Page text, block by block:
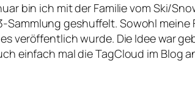
bin ich mit der Familie vom Ski/
Sammlung geshuffelt. Sowohl
veröffentlich wurde. Die Idee war
einfach mal die TagCloud im Blog